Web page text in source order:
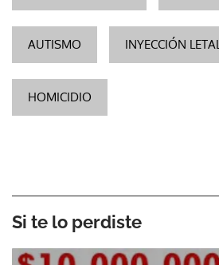
AUTISMO INYECCIÓN LETAL
HOMICIDIO
Si te lo perdiste